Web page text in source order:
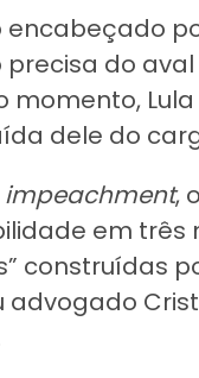
do
momento,
dele do
impeachment,
em três
construídas
advogado